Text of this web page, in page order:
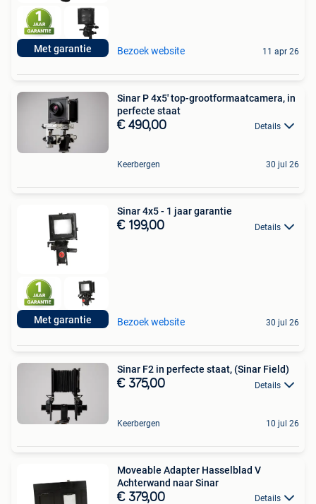
Met garantie Bezoek website 11 apr 26
Sinar P 4x5' top-grootformaatcamera, in
perfecte staat
€ 490,00 Details
Keerbergen 30 jul 26
Met garantie
Sinar 4x5 - 1 jaar garantie
€ 199,00 Details
Bezoek website 30 jul 26
Sinar F2 in perfecte staat, (Sinar Field)
€ 375,00 Details
Keerbergen 10 jul 26
Moveable Adapter Hasselblad V
Achterwand naar Sinar
€ 379,00 Details